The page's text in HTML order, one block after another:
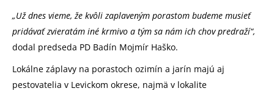
„Už dnes vieme, že kvôli zaplaveným porastom budeme musieť
pridávať zvieratám iné krmivo a tým sa nám ich chov predraží“,
dodal predseda PD Badín Mojmír Haško.
Lokálne záplavy na porastoch ozimín a jarín majú aj
pestovatelia v Levickom okrese, najmä v lokalite